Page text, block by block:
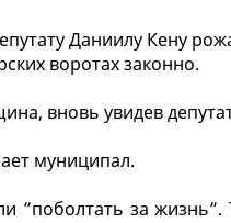
Даниилу Кену
воротах законно.
вновь увидев
муниципал.
”поболтать за